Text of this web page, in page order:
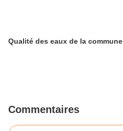
Qualité des eaux de la commune
Commentaires